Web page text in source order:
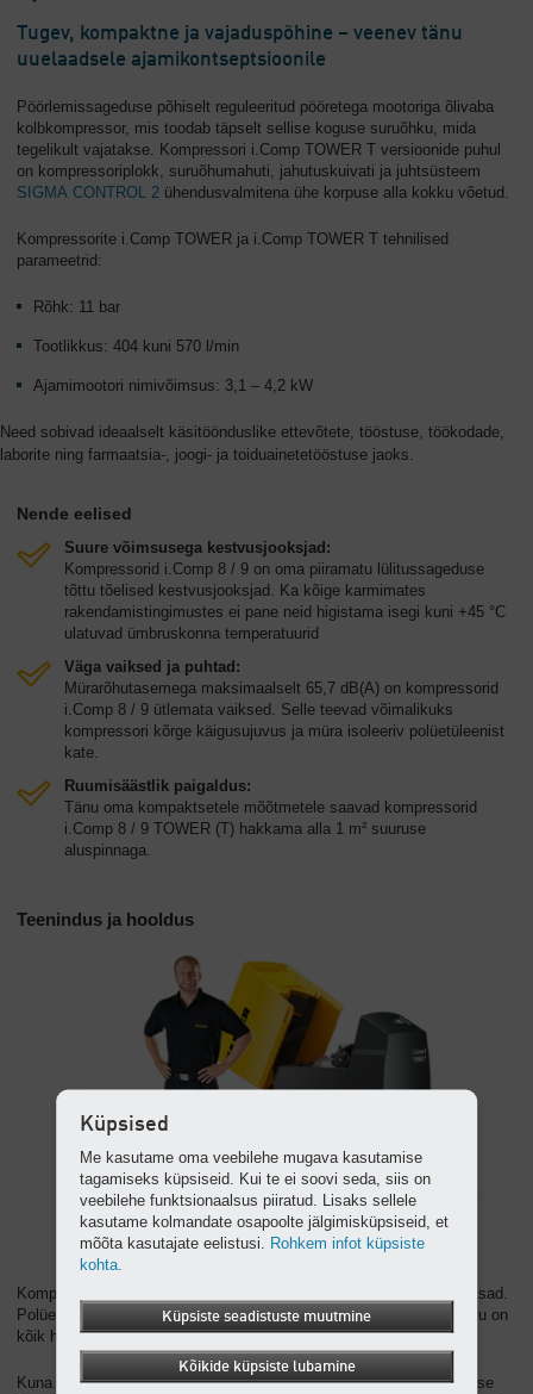
Tugev, kompaktne ja vajaduspõhine – veenev tänu
uuelaadsele ajamikontseptsioonile
Pöörlemissageduse põhiselt reguleeritud pööretega mootoriga õlivaba
kolbkompressor, mis toodab täpselt sellise koguse suruõhku, mida
tegelikult vajatakse. Kompressori i.Comp TOWER T versioonide puhul
on kompressoriplokk, suruõhumahuti, jahutuskuivati ja juhtsüsteem
SIGMA CONTROL 2 ühendusvalmitena ühe korpuse alla kokku võetud.
Kompressorite i.Comp TOWER ja i.Comp TOWER T tehnilised
parameetrid:
Rõhk: 11 bar
Tootlikkus: 404 kuni 570 l/min
Ajamimootori nimivõimsus: 3,1 – 4,2 kW
Need sobivad ideaalselt käsitöönduslike ettevõtete, tööstuse, töökodade,
laborite ning farmaatsia-, joogi- ja toiduainetetööstuse jaoks.
Nende eelised
Suure võimsusega kestvusjooksjad:
Kompressorid i.Comp 8 / 9 on oma piiramatu lülitussageduse
tõttu tõelised kestvusjooksjad. Ka kõige karmimates
rakendamistingimustes ei pane neid higistama isegi kuni +45 °C
ulatuvad ümbruskonna temperatuurid
Väga vaiksed ja puhtad:
Mürarõhutasemega maksimaalselt 65,7 dB(A) on kompressorid
i.Comp 8 / 9 ütlemata vaiksed. Selle teevad võimalikuks
kompressori kõrge käigusujuvus ja müra isoleeriv polüetüleenist
kate.
Ruumisäästlik paigaldus:
Tänu oma kompaktsetele mõõtmetele saavad kompressorid
i.Comp 8 / 9 TOWER (T) hakkama alla 1 m² suuruse
aluspinnaga.
Teenindus ja hooldus
Kompressorite i.Comp 8 / 9 teenindus ja hooldus on mänglevalt lihtsad.
Polüetüleenist katte saab kergesti avada ja uuesti sulgeda. Seetõttu on
kõik hooldust vajavad detailid igal ajal kergesti juurdepääsetavad.
Kuna hooldus on võimalik teostada ühelt küljelt, siis saab kompaktse
Küpsised
Me kasutame oma veebilehe mugava kasutamise
tagamiseks küpsiseid. Kui te ei soovi seda, siis on
veebilehe funktsionaalsus piiratud. Lisaks sellele
kasutame kolmandate osapoolte jälgimisküpsiseid, et
mõõta kasutajate eelistusi. Rohkem infot küpsiste
kohta.
Küpsiste seadistuste muutmine
Kõikide küpsiste lubamine